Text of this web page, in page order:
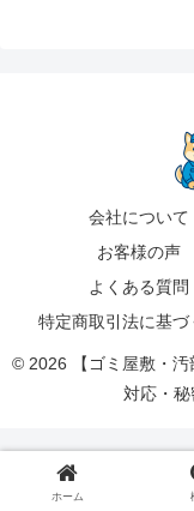
会社について
お客様の声
よくある質問
特定商取引法に基づ
© 2026 【ゴミ屋敷・汚
対応・秘
ホーム